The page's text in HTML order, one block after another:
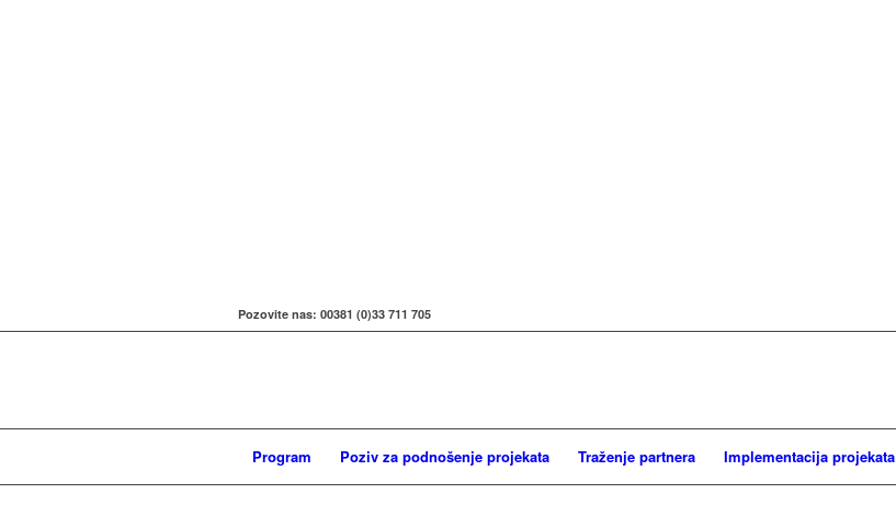
Pozovite nas: 00381 (0)33 711 705
Program Poziv za podnošenje projekata Traženje partnera Implementacija projekata